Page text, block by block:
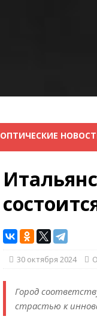
ОПТИЧЕСКИЕ
30 октября 2024
Город
страстью к